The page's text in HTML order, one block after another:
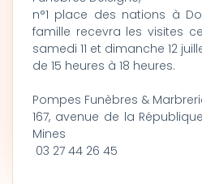
n°1 place des nations à
famille recevra les visites
samedi 11 et dimanche 12
de 15 heures à 18 heures.
Pompes Funèbres & Marbrerie
167, avenue de la
Mines
03 27 44 26 45